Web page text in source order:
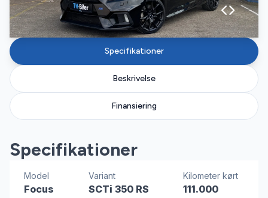
Specifikationer
Beskrivelse
Finansiering
Specifikationer
Model
Focus
Variant
SCTi 350 RS
Kilometer kørt
111.000